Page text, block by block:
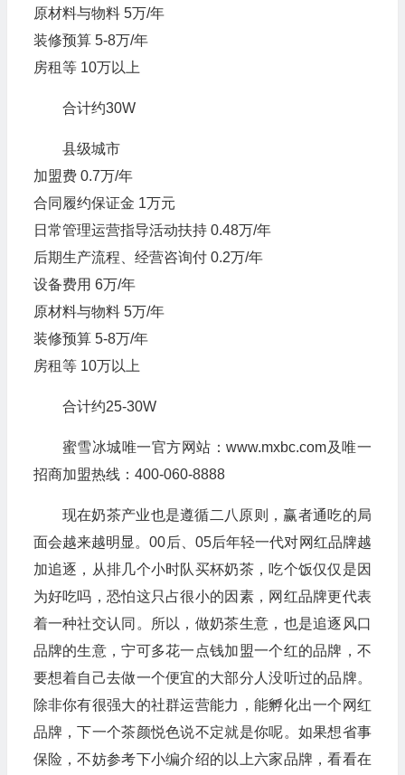
原材料与物料 5万/年
装修预算 5-8万/年
房租等 10万以上
合计约30W
县级城市
加盟费 0.7万/年
合同履约保证金 1万元
日常管理运营指导活动扶持 0.48万/年
后期生产流程、经营咨询付 0.2万/年
设备费用 6万/年
原材料与物料 5万/年
装修预算 5-8万/年
房租等 10万以上
合计约25-30W
蜜雪冰城唯一官方网站：www.mxbc.com及唯一
招商加盟热线：400-060-8888
现在奶茶产业也是遵循二八原则，赢者通吃的局
面会越来越明显。00后、05后年轻一代对网红品牌越
加追逐，从排几个小时队买杯奶茶，吃个饭仅仅是因
为好吃吗，恐怕这只占很小的因素，网红品牌更代表
着一种社交认同。所以，做奶茶生意，也是追逐风口
品牌的生意，宁可多花一点钱加盟一个红的品牌，不
要想着自己去做一个便宜的大部分人没听过的品牌。
除非你有很强大的社群运营能力，能孵化出一个网红
品牌，下一个茶颜悦色说不定就是你呢。如果想省事
保险，不妨参考下小编介绍的以上六家品牌，看看在